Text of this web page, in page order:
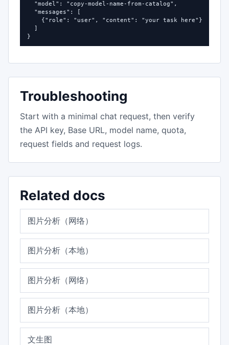
  "model": "copy-model-name-from-catalog",
  "messages": [
    {"role": "user", "content": "your task here"}
  ]
}
Troubleshooting
Start with a minimal chat request, then verify
the API key, Base URL, model name, quota,
request fields and request logs.
Related docs
图片分析（网络）
图片分析（本地）
图片分析（网络）
图片分析（本地）
文生图